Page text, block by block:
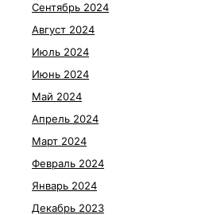
Сентябрь 2024
Август 2024
Июль 2024
Июнь 2024
Май 2024
Апрель 2024
Март 2024
Февраль 2024
Январь 2024
Декабрь 2023